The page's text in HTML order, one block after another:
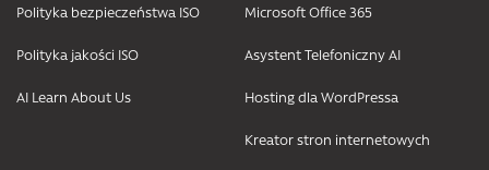
Polityka bezpieczeństwa ISO
Polityka jakości ISO
AI Learn About Us
Microsoft Office 365
Asystent Telefoniczny AI
Hosting dla WordPressa
Kreator stron internetowych